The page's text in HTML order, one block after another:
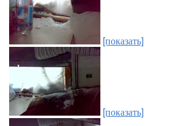
[показать]
[показать]